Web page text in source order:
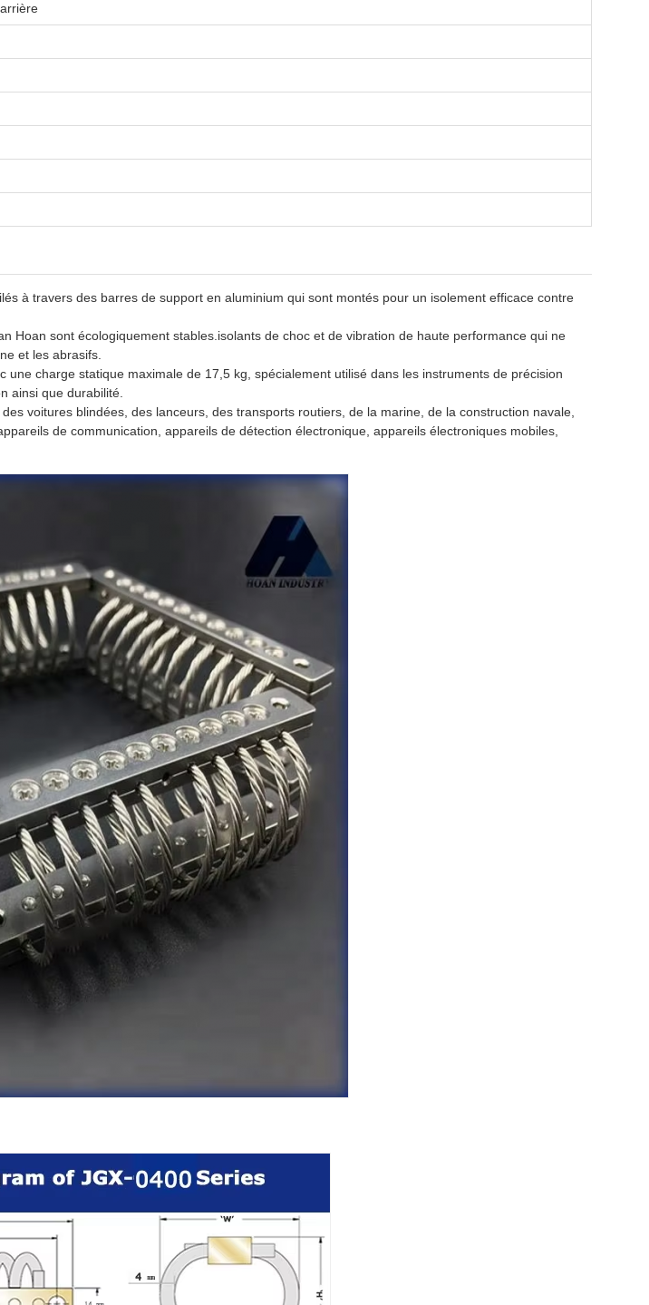
à travers des barres de support en aluminium qui sont montés pour un isolement efficace contre
Hoan sont écologiquement stables.isolants de choc et de vibration de haute performance qui ne
et les abrasifs.
charge statique maximale de 17,5 kg, spécialement utilisé dans les instruments de précision
ainsi que durabilité.
voitures blindées, des lanceurs, des transports routiers, de la marine, de la construction navale,
de communication, appareils de détection électronique, appareils électroniques mobiles,